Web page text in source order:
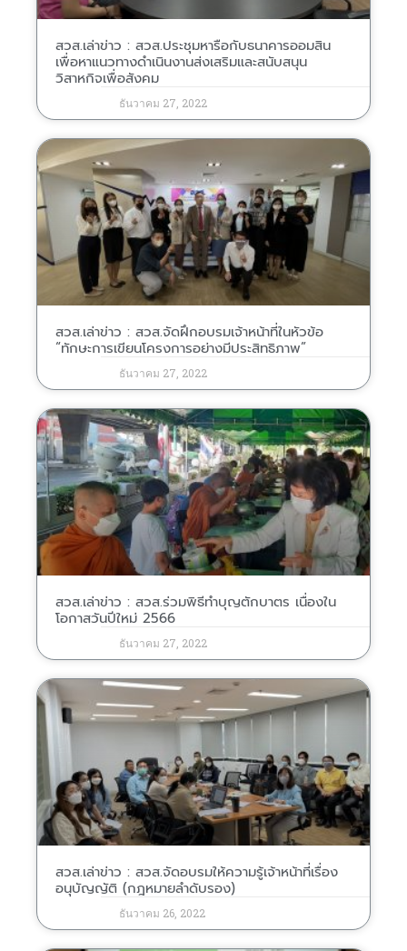
สวส.เล่าข่าว : สวส.ประชุมหารือกับธนาคารออมสิน
เพื่อหาแนวทางดำเนินงานส่งเสริมและสนับสนุน
วิสาหกิจเพื่อสังคม
ธันวาคม 27, 2022
สวส.เล่าข่าว : สวส.จัดฝึกอบรมเจ้าหน้าที่ในหัวข้อ
“ทักษะการเขียนโครงการอย่างมีประสิทธิภาพ”
ธันวาคม 27, 2022
สวส.เล่าข่าว : สวส.ร่วมพิธีทำบุญตักบาตร เนื่องใน
โอกาสวันปีใหม่ 2566
ธันวาคม 27, 2022
สวส.เล่าข่าว : สวส.จัดอบรมให้ความรู้เจ้าหน้าที่เรื่อง
อนุบัญญัติ (กฎหมายลำดับรอง)
ธันวาคม 26, 2022